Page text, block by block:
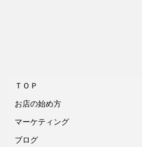
ＴＯＰ
お店の始め方
マーケティング
ブログ